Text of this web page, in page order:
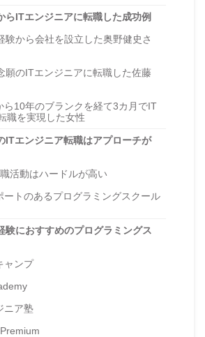
らITエンジニアに転職した成功例
験から会社を設立した奥野健史さ
願のITエンジニアに転職した佐藤
ら10年のブランクを経て3カ月でIT
職を実現した女性
ITエンジニア転職はアプローチが
活動はハードルが高い
ートのあるプログラミングスクール
験におすすめのプログラミングス
ャンプ
ニア塾